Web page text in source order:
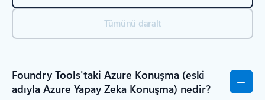
Tümünü daralt
Foundry Tools'taki Azure Konuşma (eski
adıyla Azure Yapay Zeka Konuşma) nedir?